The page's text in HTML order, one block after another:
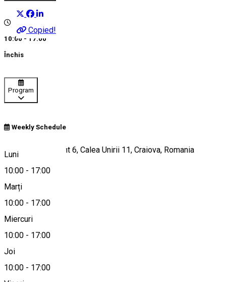
Copied!
10:00 - 17:00
Închis
Program
Weekly Schedule
Luni
10:00 - 17:00
Marți
10:00 - 17:00
Miercuri
10:00 - 17:00
Joi
10:00 - 17:00
Bloc 2, Apartament 6, Calea Unirii 11, Craiova, Romania
Hartă